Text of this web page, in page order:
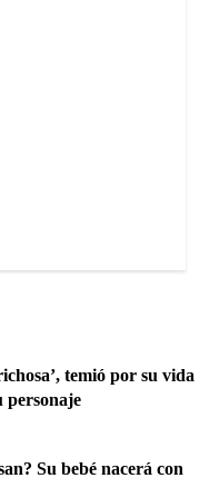
temió por su vida
personaje
Su bebé nacerá con